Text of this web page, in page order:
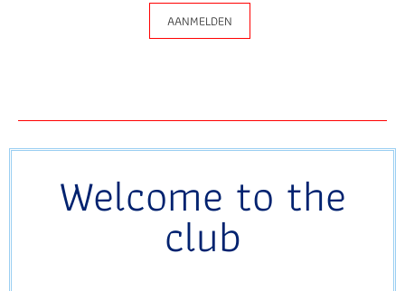
AANMELDEN
Welcome to the
club